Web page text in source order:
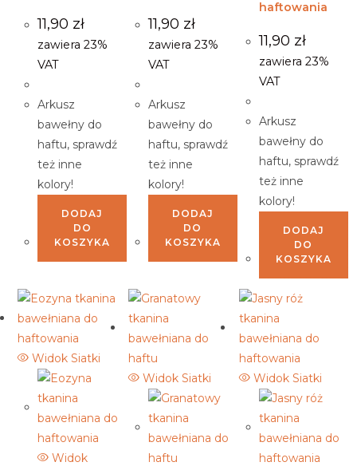
11,90 zł
zawiera 23%
VAT
Arkusz
bawełny do
haftu, sprawdź
też inne
kolory!
DODAJ
DO
KOSZYKA
11,90 zł
zawiera 23%
VAT
Arkusz
bawełny do
haftu, sprawdź
też inne
kolory!
DODAJ
DO
KOSZYKA
haftowania
11,90 zł
zawiera 23%
VAT
Arkusz
bawełny do
haftu, sprawdź
też inne
kolory!
DODAJ
DO
KOSZYKA
Widok Siatki
Widok
Widok Siatki Widok Siatki